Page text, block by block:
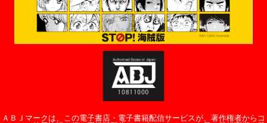
ＡＢＪマークは、この電子書店・電子書籍配信サービスが、著作権者からコ